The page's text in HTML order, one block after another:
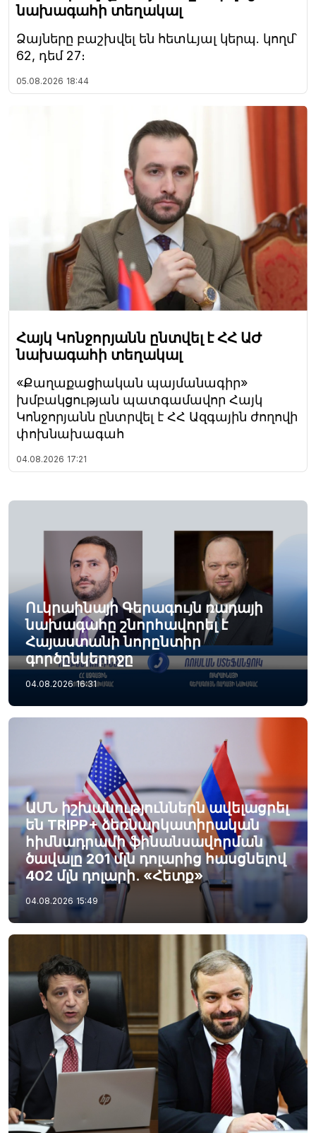
նախագահի տեղակալ
Ձայները բաշխվել են հետևյալ կերպ. կողմ՝
62, դեմ 27։
05.08.2026 18:44
Հայկ Կոնջորյանն ընտվել է ՀՀ ԱԺ
նախագահի տեղակալ
«Քաղաքացիական պայմանագիր»
խմբակցության պատգամավոր Հայկ
Կոնջորյանն ընտրվել է ՀՀ Ազգային ժողովի
փոխնախագահ
04.08.2026 17:21
Ուկրաինայի Գերագույն ռադայի
նախագահը շնորհավորել է
Հայաստանի նորընտիր
գործընկերոջը
04.08.2026 16:31
ԱՄՆ իշխանություններն ավելացրել
են TRIPP+ ձեռնարկատիրական
հիմնադրամի ֆինանսավորման
ծավալը 201 մլն դոլարից հասցնելով
402 մլն դոլարի. «Հետք»
04.08.2026 15:49